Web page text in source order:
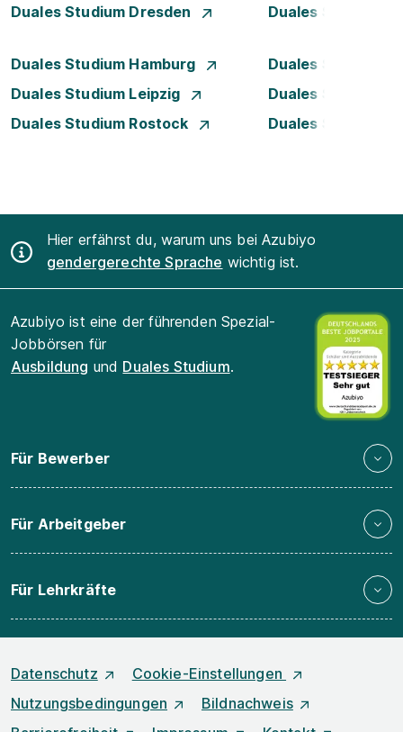
Duales Studium Dresden
Duales Studium
Duales Studium Hamburg
Duales Studium
Duales Studium Leipzig
Duales Studium
Duales Studium Rostock
Duales Studium
Hier erfährst du, warum uns bei Azubiyo
gendergerechte Sprache wichtig ist.
Azubiyo ist eine der führenden Spezial-
Jobbörsen für
Ausbildung und Duales Studium.
Für Bewerber
Für Arbeitgeber
Für Lehrkräfte
Datenschutz
Cookie-Einstellungen
Nutzungsbedingungen
Bildnachweis